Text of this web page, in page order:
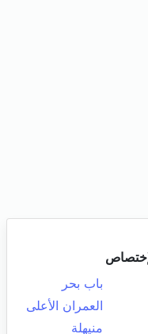
باب بحر
العمران الأعلى
منيهلة